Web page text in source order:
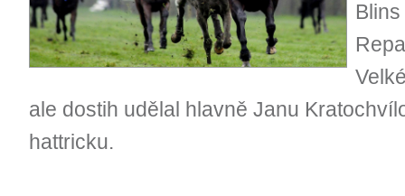
ale dostih udělal hlavně Janu
hattricku.